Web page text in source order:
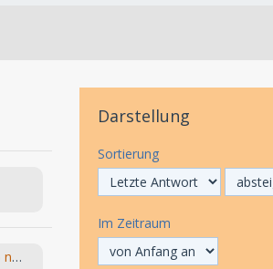
(NEU) 2035 - 9 Dinge, die Du 2035 nicht erwartet hättest - #6 wird Dich umhauen (Arne Salasse, Léon Haase) hr 2022
Darstellung
Sortierung
Im Zeitraum